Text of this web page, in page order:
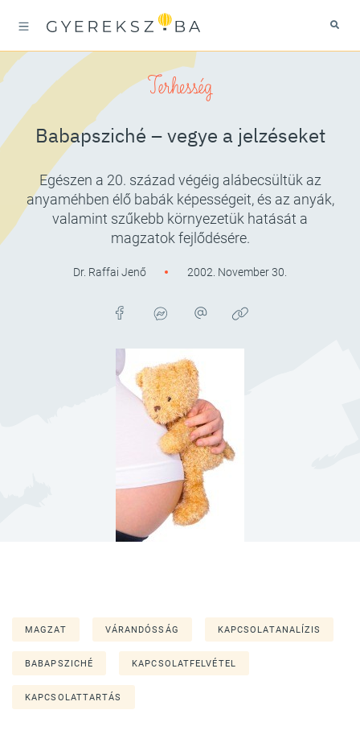
Terhesség
Babapsziché – vegye a jelzéseket
Egészen a 20. század végéig alábecsültük az
anyaméhben élő babák képességeit, és az anyák,
valamint szűkebb környezetük hatását a
magzatok fejlődésére.
Dr. Raffai Jenő 2002. November 30.
MAGZAT VÁRANDÓSSÁG KAPCSOLATANALÍZIS
BABAPSZICHÉ KAPCSOLATFELVÉTEL
KAPCSOLATTARTÁS